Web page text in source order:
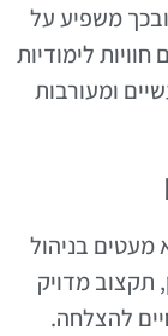
משפיע על
לימודיות
ומעורבות
מעטים בניהול
תקצוב מדויק
להצלחה.